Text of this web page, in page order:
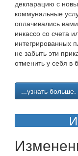
декларацию с
коммунальные
оплачивались
инкассо со счета
интегрированных
не забыть эти
отменить у себя в
...узнать больше.